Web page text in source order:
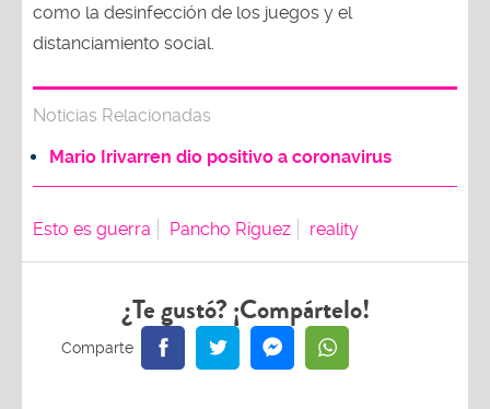
como la desinfección de los juegos y el
distanciamiento social.
Noticias Relacionadas
Mario Irivarren dio positivo a coronavirus
Esto es guerra Pancho Ríguez reality
¿Te gustó? ¡Compártelo!